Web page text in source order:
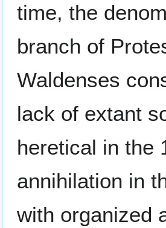
time, the
branch of
Waldenses
lack of extant
heretical in the
annihilation in
with organized